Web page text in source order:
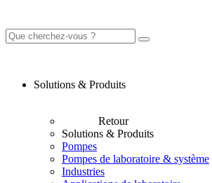
Solutions & Produits
Retour
Solutions & Produits
Pompes
Pompes de laboratoire & système
Industries